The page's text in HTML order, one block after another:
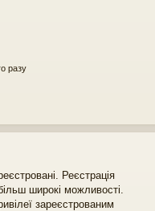
разу
Реєстрація
широкі можливості.
зареєстрованим